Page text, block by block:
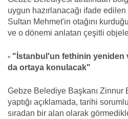
uygun hazırlanacağı ifade
Sultan Mehmet'in otağını
ve o dönemi anlatan çeşitli
- "İstanbul'un fethinin yeniden
da ortaya konulacak"
Gebze Belediye Başkanı Zinnur
yaptığı açıklamada, tarihi
sıradan bir alan olarak